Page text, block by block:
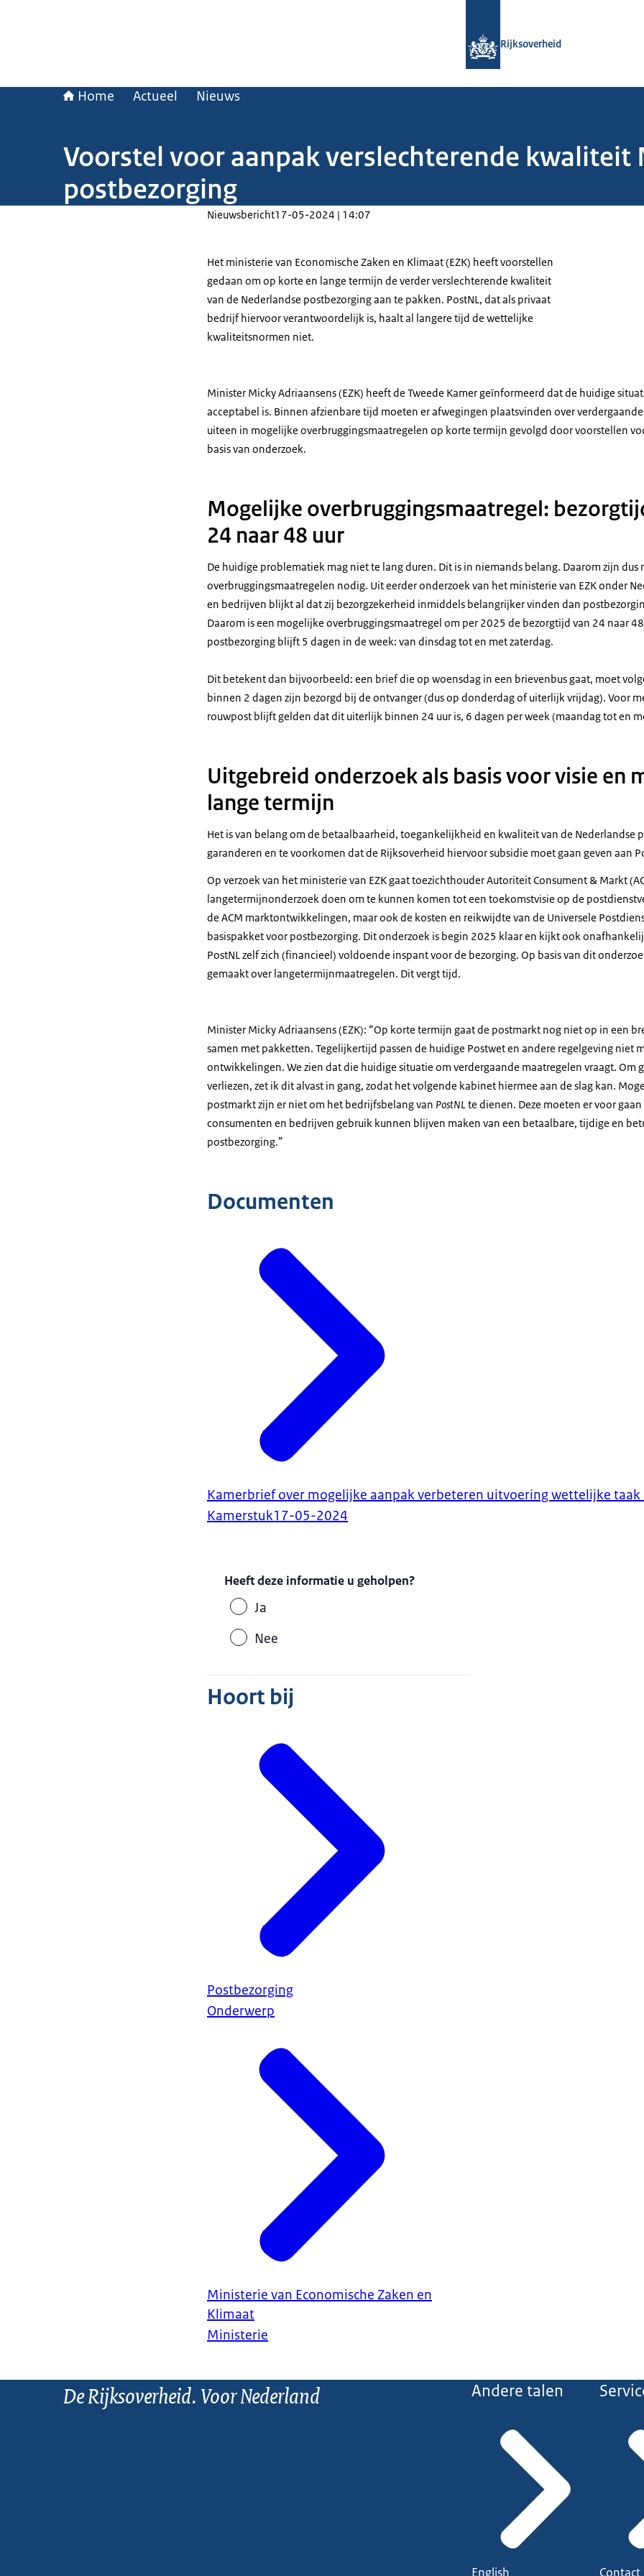
Rijksoverheid
Home Actueel Nieuws
Voorstel voor aanpak verslechterende kwaliteit
postbezorging
Nieuwsbericht17-05-2024 | 14:07
Het ministerie van Economische Zaken en Klimaat (EZK) heeft voorstellen
gedaan om op korte en lange termijn de verder verslechterende kwaliteit
van de Nederlandse postbezorging aan te pakken. PostNL, dat als privaat
bedrijf hiervoor verantwoordelijk is, haalt al langere tijd de wettelijke
kwaliteitsnormen niet.
Minister Micky Adriaansens (EZK) heeft de Tweede Kamer geïnformeerd dat de huidige
acceptabel is. Binnen afzienbare tijd moeten er afwegingen plaatsvinden over
uiteen in mogelijke overbruggingsmaatregelen op korte termijn gevolgd door voorstellen
basis van onderzoek.
Mogelijke overbruggingsmaatregel:
24 naar 48 uur
De huidige problematiek mag niet te lang duren. Dit is in niemands belang. Daarom zijn dus
overbruggingsmaatregelen nodig. Uit eerder onderzoek van het ministerie van EZK onder
en bedrijven blijkt al dat zij bezorgzekerheid inmiddels belangrijker vinden dan
Daarom is een mogelijke overbruggingsmaatregel om per 2025 de bezorgtijd van 24 naar
postbezorging blijft 5 dagen in de week: van dinsdag tot en met zaterdag.
Dit betekent dan bijvoorbeeld: een brief die op woensdag in een brievenbus gaat, moet
binnen 2 dagen zijn bezorgd bij de ontvanger (dus op donderdag of uiterlijk vrijdag). Voor
rouwpost blijft gelden dat dit uiterlijk binnen 24 uur is, 6 dagen per week (maandag tot en
Uitgebreid onderzoek als basis voor visie en
lange termijn
Het is van belang om de betaalbaarheid, toegankelijkheid en kwaliteit van de Nederlandse
garanderen en te voorkomen dat de Rijksoverheid hiervoor subsidie moet gaan geven aan
Op verzoek van het ministerie van EZK gaat toezichthouder Autoriteit Consument & Markt
langetermijnonderzoek doen om te kunnen komen tot een toekomstvisie op de
de ACM marktontwikkelingen, maar ook de kosten en reikwijdte van de Universele
basispakket voor postbezorging. Dit onderzoek is begin 2025 klaar en kijkt ook
PostNL zelf zich (financieel) voldoende inspant voor de bezorging. Op basis van dit
gemaakt over langetermijnmaatregelen. Dit vergt tijd.
Minister Micky Adriaansens (EZK): “Op korte termijn gaat de postmarkt nog niet op in een
samen met pakketten. Tegelijkertijd passen de huidige Postwet en andere regelgeving niet
ontwikkelingen. We zien dat die huidige situatie om verdergaande maatregelen vraagt. Om
verliezen, zet ik dit alvast in gang, zodat het volgende kabinet hiermee aan de slag kan.
postmarkt zijn er niet om het bedrijfsbelang van PostNLte dienen. Deze moeten er voor
consumenten en bedrijven gebruik kunnen blijven maken van een betaalbare, tijdige en
postbezorging.”
Documenten
Kamerbrief over mogelijke aanpak verbeteren uitvoering wettelijke taak
Kamerstuk17-05-2024
Heeft deze informatie u geholpen?
Ja
Nee
Hoort bij
Postbezorging
Onderwerp
Ministerie van Economische Zaken en
Klimaat
Ministerie
De Rijksoverheid. Voor Nederland Andere talen
English Contact